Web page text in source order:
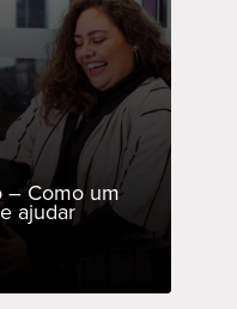
– Como um
ajudar